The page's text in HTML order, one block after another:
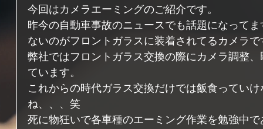
今回はカメラエーミングのご紹介です。
昨今の自動車事故のニュースでも話題になって
ないのがフロントガラスに装着されてるカメラで
弊社ではフロントガラス交換の際にカメラ調整
ています。
これからの時代ガラス交換だけでは飯食ってい
ね、、、笑
死に物狂いで各車種のエーミング作業を勉強中